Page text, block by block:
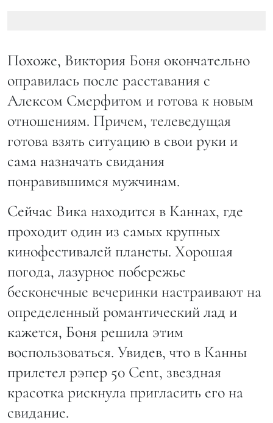
Похоже, Виктория Боня окончательно
оправилась после расставания с
Алексом Смерфитом и готова к новым
отношениям. Причем, телеведущая
готова взять ситуацию в свои руки и
сама назначать свидания
понравившимся мужчинам.
Сейчас Вика находится в Каннах, где
проходит один из самых крупных
кинофестивалей планеты. Хорошая
погода, лазурное побережье
бесконечные вечеринки настраивают на
определенный романтический лад и
кажется, Боня решила этим
воспользоваться. Увидев, что в Канны
прилетел рэпер 50 Cent, звездная
красотка рискнула пригласить его на
свидание.